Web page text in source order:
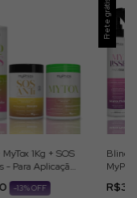
1Kg + SOS
- Para Aplicação
-13% OFF
Frete grátis